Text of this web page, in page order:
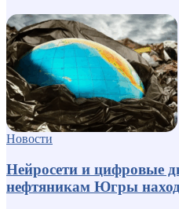
Новости
Нейросети и цифровые
нефтяникам Югры